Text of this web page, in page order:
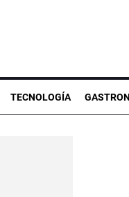
TECNOLOGÍA